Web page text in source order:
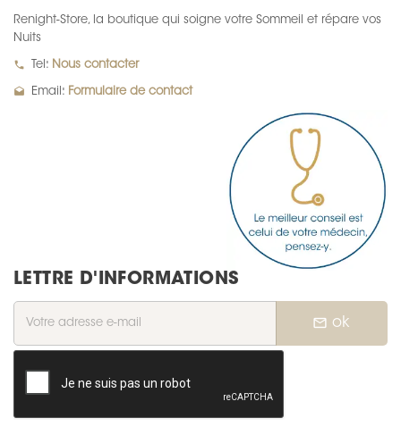
Renight-Store, la boutique qui soigne votre Sommeil et répare vos
Nuits
local_phone Tel: Nous contacter
drafts Email: Formulaire de contact
LETTRE D'INFORMATIONS
mail_outline ok